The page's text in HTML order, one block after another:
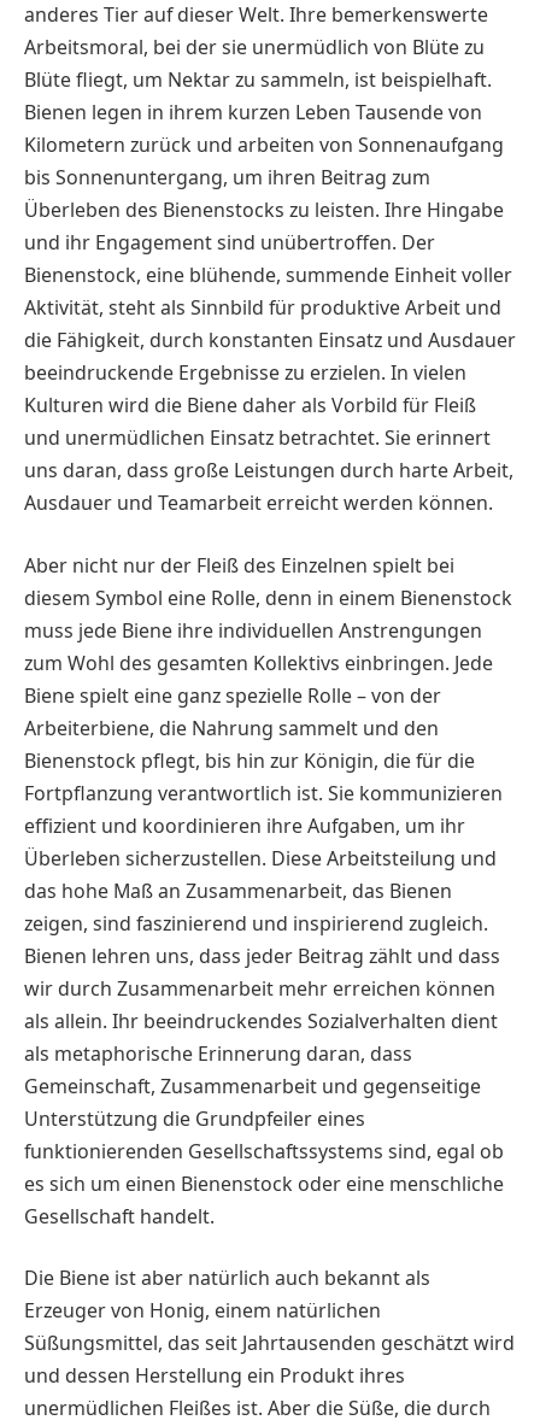
anderes Tier auf dieser Welt. Ihre bemerkenswerte
Arbeitsmoral, bei der sie unermüdlich von Blüte zu
Blüte fliegt, um Nektar zu sammeln, ist beispielhaft.
Bienen legen in ihrem kurzen Leben Tausende von
Kilometern zurück und arbeiten von Sonnenaufgang
bis Sonnenuntergang, um ihren Beitrag zum
Überleben des Bienenstocks zu leisten. Ihre Hingabe
und ihr Engagement sind unübertroffen. Der
Bienenstock, eine blühende, summende Einheit voller
Aktivität, steht als Sinnbild für produktive Arbeit und
die Fähigkeit, durch konstanten Einsatz und Ausdauer
beeindruckende Ergebnisse zu erzielen. In vielen
Kulturen wird die Biene daher als Vorbild für Fleiß
und unermüdlichen Einsatz betrachtet. Sie erinnert
uns daran, dass große Leistungen durch harte Arbeit,
Ausdauer und Teamarbeit erreicht werden können.
Aber nicht nur der Fleiß des Einzelnen spielt bei
diesem Symbol eine Rolle, denn in einem Bienenstock
muss jede Biene ihre individuellen Anstrengungen
zum Wohl des gesamten Kollektivs einbringen. Jede
Biene spielt eine ganz spezielle Rolle – von der
Arbeiterbiene, die Nahrung sammelt und den
Bienenstock pflegt, bis hin zur Königin, die für die
Fortpflanzung verantwortlich ist. Sie kommunizieren
effizient und koordinieren ihre Aufgaben, um ihr
Überleben sicherzustellen. Diese Arbeitsteilung und
das hohe Maß an Zusammenarbeit, das Bienen
zeigen, sind faszinierend und inspirierend zugleich.
Bienen lehren uns, dass jeder Beitrag zählt und dass
wir durch Zusammenarbeit mehr erreichen können
als allein. Ihr beeindruckendes Sozialverhalten dient
als metaphorische Erinnerung daran, dass
Gemeinschaft, Zusammenarbeit und gegenseitige
Unterstützung die Grundpfeiler eines
funktionierenden Gesellschaftssystems sind, egal ob
es sich um einen Bienenstock oder eine menschliche
Gesellschaft handelt.
Die Biene ist aber natürlich auch bekannt als
Erzeuger von Honig, einem natürlichen
Süßungsmittel, das seit Jahrtausenden geschätzt wird
und dessen Herstellung ein Produkt ihres
unermüdlichen Fleißes ist. Aber die Süße, die durch